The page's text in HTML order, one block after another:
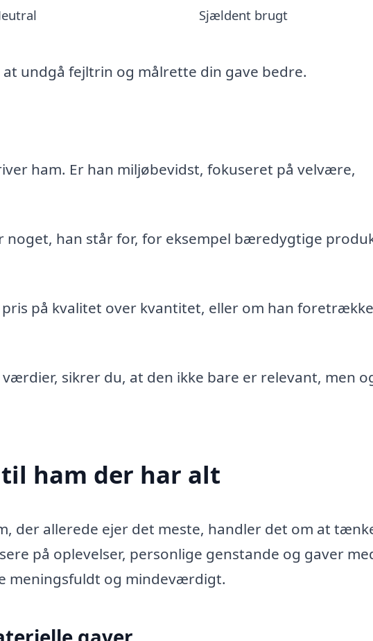
Sjældent brugt
undgå fejltrin og målrette din gave bedre.
ham. Er han miljøbevidst, fokuseret på velvære,
noget, han står for, for eksempel bæredygtige
på kvalitet over kvantitet, eller om han
sikrer du, at den ikke bare er relevant, men
ham der har alt
der allerede ejer det meste, handler det om at
på oplevelser, personlige genstande og gaver
meningsfuldt og mindeværdigt.